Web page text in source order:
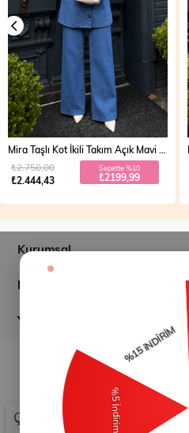
₺2.444,43
₺2.750,00 Sepette %10
₺2199,99
Kurumsal
Müşteri İlişkileri
Yardım
modamihram.com
Çerez Kullanımı